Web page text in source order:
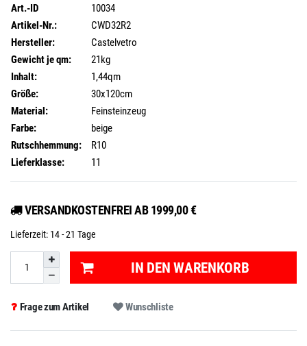
Art.-ID
10034
Artikel-Nr.:
CWD32R2
Hersteller:
Castelvetro
Gewicht je qm:
21kg
Inhalt:
1,44qm
Größe:
30x120cm
Material:
Feinsteinzeug
Farbe:
beige
Rutschhemmung:
R10
Lieferklasse:
11
VERSANDKOSTENFREI AB 1999,00 €
Lieferzeit: 14 - 21 Tage
IN DEN WARENKORB
Frage zum Artikel Wunschliste